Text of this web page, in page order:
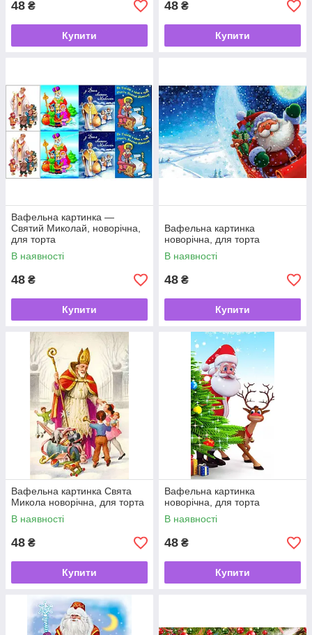
48 ₴
Купити
48 ₴
Купити
Вафельна картинка —
Святий Миколай, новорічна,
для торта
В наявності
48 ₴
Купити
Вафельна картинка
новорічна, для торта
В наявності
48 ₴
Купити
Вафельна картинка Свята
Микола новорічна, для торта
В наявності
48 ₴
Купити
Вафельна картинка
новорічна, для торта
В наявності
48 ₴
Купити